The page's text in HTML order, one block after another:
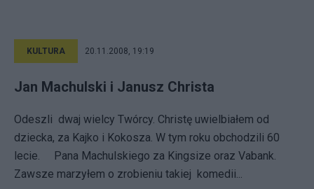
KULTURA 20.11.2008, 19:19
Jan Machulski i Janusz Christa
Odeszli dwaj wielcy Twórcy. Christę uwielbiałem od
dziecka, za Kajko i Kokosza. W tym roku obchodzili 60
lecie. Pana Machulskiego za Kingsize oraz Vabank.
Zawsze marzyłem o zrobieniu takiej komedii...